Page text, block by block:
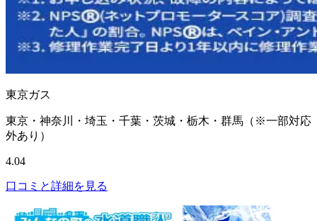
東京ガス
東京・神奈川・埼玉・千葉・茨城・栃木・群馬（※一部対応
外あり）
4.04
口コミと詳細を見る